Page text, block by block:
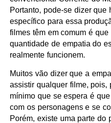
Portanto, pode-se dizer que
específico para essa
filmes têm em comum é
quantidade de empatia do
realmente funcionem.
Muitos vão dizer que a
assistir qualquer filme, pois,
mínimo que se espera é
com os personagens e se
Porém, existe uma parte do